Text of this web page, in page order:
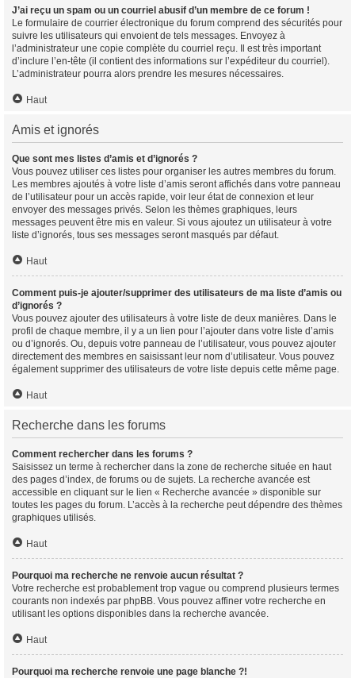
J’ai reçu un spam ou un courriel abusif d’un membre de ce forum !
Le formulaire de courrier électronique du forum comprend des sécurités pour
suivre les utilisateurs qui envoient de tels messages. Envoyez à
l’administrateur une copie complète du courriel reçu. Il est très important
d’inclure l’en-tête (il contient des informations sur l’expéditeur du courriel).
L’administrateur pourra alors prendre les mesures nécessaires.
Haut
Amis et ignorés
Que sont mes listes d’amis et d’ignorés ?
Vous pouvez utiliser ces listes pour organiser les autres membres du forum.
Les membres ajoutés à votre liste d’amis seront affichés dans votre panneau
de l’utilisateur pour un accès rapide, voir leur état de connexion et leur
envoyer des messages privés. Selon les thèmes graphiques, leurs
messages peuvent être mis en valeur. Si vous ajoutez un utilisateur à votre
liste d’ignorés, tous ses messages seront masqués par défaut.
Haut
Comment puis-je ajouter/supprimer des utilisateurs de ma liste d’amis ou
d’ignorés ?
Vous pouvez ajouter des utilisateurs à votre liste de deux manières. Dans le
profil de chaque membre, il y a un lien pour l’ajouter dans votre liste d’amis
ou d’ignorés. Ou, depuis votre panneau de l’utilisateur, vous pouvez ajouter
directement des membres en saisissant leur nom d’utilisateur. Vous pouvez
également supprimer des utilisateurs de votre liste depuis cette même page.
Haut
Recherche dans les forums
Comment rechercher dans les forums ?
Saisissez un terme à rechercher dans la zone de recherche située en haut
des pages d’index, de forums ou de sujets. La recherche avancée est
accessible en cliquant sur le lien « Recherche avancée » disponible sur
toutes les pages du forum. L’accès à la recherche peut dépendre des thèmes
graphiques utilisés.
Haut
Pourquoi ma recherche ne renvoie aucun résultat ?
Votre recherche est probablement trop vague ou comprend plusieurs termes
courants non indexés par phpBB. Vous pouvez affiner votre recherche en
utilisant les options disponibles dans la recherche avancée.
Haut
Pourquoi ma recherche renvoie une page blanche ?!